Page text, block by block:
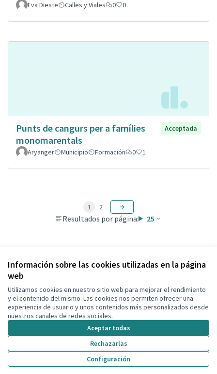
Información sobre las cookies utilizadas en la página
web
Utilizamos cookies en nuestro sitio web para mejorar el rendimiento
y el contenido del mismo. Las cookies nos permiten ofrecer una
experiencia de usuario y unos contenidos más personalizados desde
nuestros canales de redes sociales.
Aceptar todas
Rechazarlas
Configuración
Eva Dieste Calles y Viales 0 0
Punts de cangurs per a famílies
monomarentals
Acceptada
Aryanger Municipio Formación 0 1
Resultados por página: 25
1 2
Ver todas las propuestas retiradas
Términos y condiciones de uso
Configuración de cookies
Decidim Calafell en X
(Enlace externo)
Decidim Calafell en Facebook
Decidim Calafell en YouTube
Decidim Calafell en GitHub
(Enlace externo)
Web creada consoftware libre .
Con licencia
(Enlace